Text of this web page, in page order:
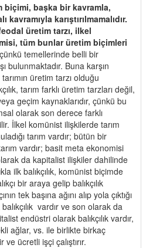
biçimi, başka bir kavramla,
karıştırılmamalıdır.
üretim tarzı, ilkel
tüm bunlar üretim biçimleri
temellerinde belli bir
bulunmaktadır. Buna karşın
tarımın üretim tarzı olduğu
tarım farklı üretim tarzları değil,
geçim kaynaklarıdır, çünkü bu
olarak son derece farklı
İlkel komünist ilişkilerde tarım
tarım vardır; bütün bir
vardır; basit meta ekonomisi
da kapitalist ilişkiler dahilinde
ilk balıkçılık, komünist biçimde
bir araya gelip balıkçılık
tek başına ağını alıp yola çıktığı
vardır ve son olarak da
endüstri olarak balıkçılık vardır,
ağlar, vs. ile birlikte birkaç
ve ücretli işçi çalıştırır.